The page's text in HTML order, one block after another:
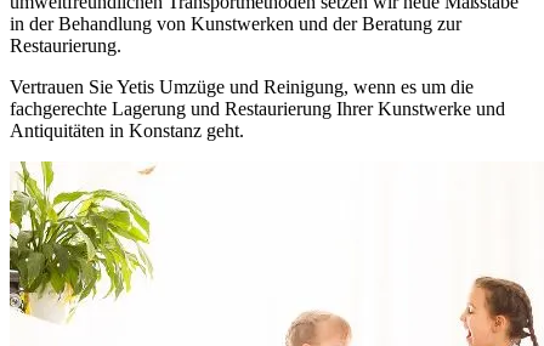
in der Behandlung von Kunstwerken und der Beratung zur
Restaurierung.
Vertrauen Sie Yetis Umzüge und Reinigung, wenn es um die
fachgerechte Lagerung und Restaurierung Ihrer Kunstwerke und
Antiquitäten in Konstanz geht.